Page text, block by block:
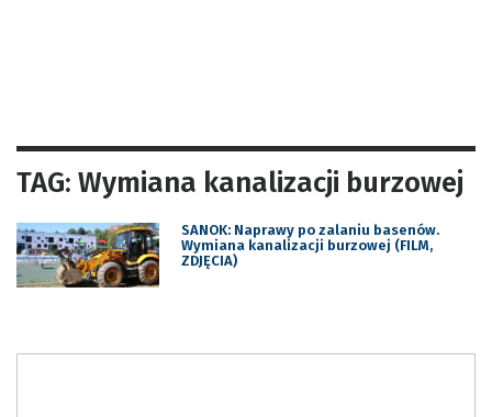
TAG: Wymiana kanalizacji burzowej
SANOK: Naprawy po zalaniu basenów.
Wymiana kanalizacji burzowej (FILM,
ZDJĘCIA)